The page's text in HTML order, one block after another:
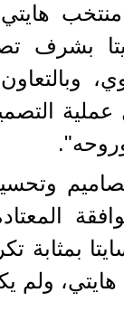
بشرف
وبالتعاون
عملية
بمثابة
ولم